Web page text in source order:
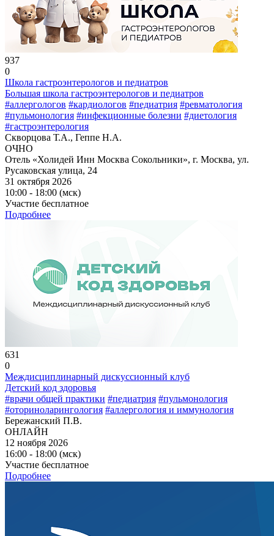
937
0
Школа гастроэнтерологов и педиатров
Большая школа гастроэнтерологов и педиатров
#аллергологов #кардиологов #педиатрия #ревматология
#пульмонология #инфекционные болезни #диетология
#гастроэнтерология
Скворцова Т.А., Геппе Н.А.
ОЧНО
Отель «Холидей Инн Москва Сокольники», г. Москва, ул.
Русаковская улица, 24
31 октября 2026
10:00 - 18:00 (мск)
Участие бесплатное
Подробнее
631
0
Междисциплинарный дискуссионный клуб
Детский код здоровья
#врачи общей практики #педиатрия #пульмонология
#оториноларингология #аллергология и иммунология
Бережанский П.В.
ОНЛАЙН
12 ноября 2026
16:00 - 18:00 (мск)
Участие бесплатное
Подробнее